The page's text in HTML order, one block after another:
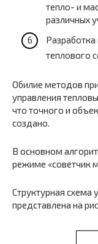
тепло- и
различных
теплового
Обилие методов
управления
что точного и
создано.
В основном
режиме «советчик
Структурная
представлена на